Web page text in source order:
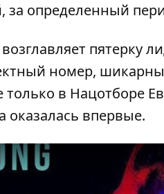
за определенный
пятерку
номер,
только в Нацотборе
оказалась впервые.